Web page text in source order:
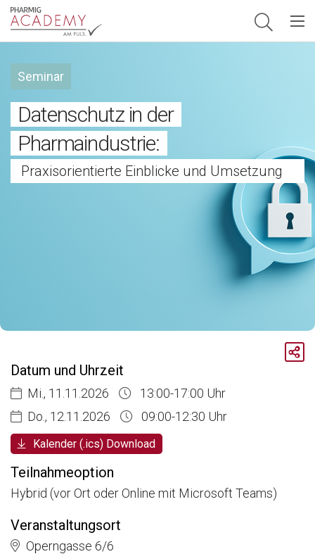
Hauptnavigation
Seminar
Datenschutz in der
Pharmaindustrie:
Praxisorientierte Einblicke und Umsetzung
Aktuelle Veranstaltungen
Datenschutz in der Pharmaindustrie:
Datum und Uhrzeit
Mi., 11.11.2026
13:00-17:00 Uhr
Do., 12.11.2026
09:00-12:30 Uhr
Kalender (.ics) Download
Teilnahmeoption
Hybrid (vor Ort oder Online mit Microsoft Teams)
Veranstaltungsort
Operngasse 6/6